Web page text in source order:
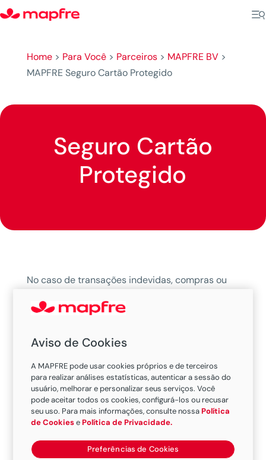
Home> Para Você> Parceiros> MAPFRE BV>
MAPFRE Seguro Cartão Protegido
Seguro Cartão
Protegido
No caso de transações indevidas, compras ou
e/ou débito, clientes do
Seguro Cartão Protegido
E tem mais: oMAPFRE Seguro Cartão
Protegidotem assistência 24 horas para
serviços emergenciais, como Chaveiro,
Eletricista, Encanador e Vidraceiro, além de que
dinheiro nos sorteios mensais pela Loteria
Aviso de Cookies
A MAPFRE pode usar cookies próprios e de terceiros
para realizar análises estatísticas, autenticar a sessão do
usuário, melhorar e personalizar seus serviços. Você
pode aceitar todos os cookies, configurá-los ou recusar
seu uso. Para mais informações, consulte nossaPolítica
de CookiesePolítica de Privacidade.
Preferências de Cookies